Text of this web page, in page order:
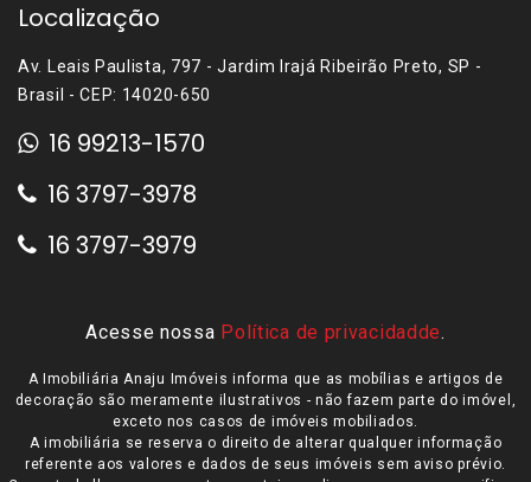
Localização
Av. Leais Paulista, 797 - Jardim Irajá Ribeirão Preto, SP -
Brasil - CEP: 14020-650
16 99213-1570
16 3797-3978
16 3797-3979
Acesse nossa Política de privacidadde.
A Imobiliária Anaju Imóveis informa que as mobílias e artigos de
decoração são meramente ilustrativos - não fazem parte do imóvel,
exceto nos casos de imóveis mobiliados.
A imobiliária se reserva o direito de alterar qualquer informação
referente aos valores e dados de seus imóveis sem aviso prévio.